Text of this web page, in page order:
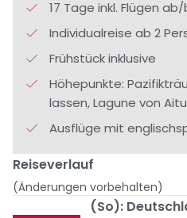
17 Tage inkl. Flügen
Individualreise ab 2
Frühstück inklusive
Höhepunkte:
lassen, Lagune von
Ausflüge mit
Reiseverlauf
(Änderungen vorbehalten)
(So):